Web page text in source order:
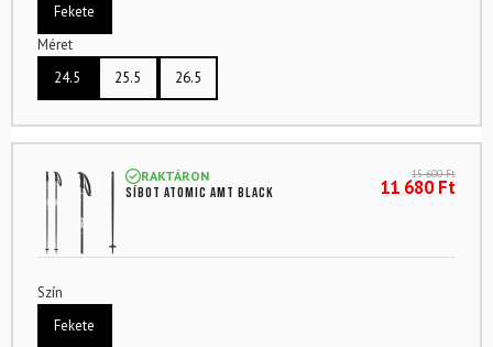
Fekete
Méret
24.5
25.5 26.5
RAKTÁRON
Síbot ATOMIC Amt Black
15 600Ft
11 680Ft
Szín
Fekete